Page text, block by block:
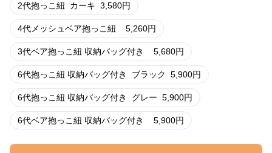
2代抱っこ紐 カーキ 3,580円
4代メッシュベア抱っこ紐 5,260円
3代ベア抱っこ紐 収納バッグ付き 5,680円
6代抱っこ紐 収納バッグ付き ブラック 5,900円
6代抱っこ紐 収納バッグ付き グレー 5,900円
6代ベア抱っこ紐 収納バッグ付き 5,900円